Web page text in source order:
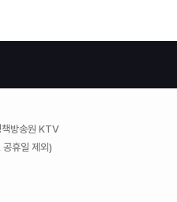
방송원 KTV
휴일 제외)